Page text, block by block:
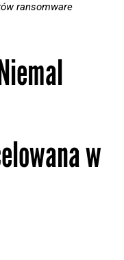
ransomware
w